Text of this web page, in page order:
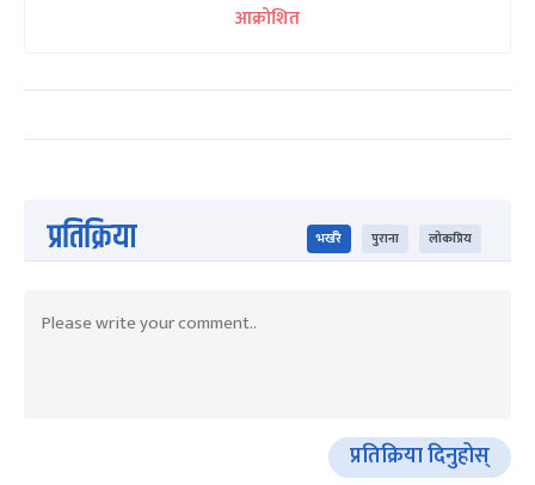
आक्रोशित
प्रतिक्रिया भर्खरै पुराना लोकप्रिय
प्रतिक्रिया दिनुहोस्